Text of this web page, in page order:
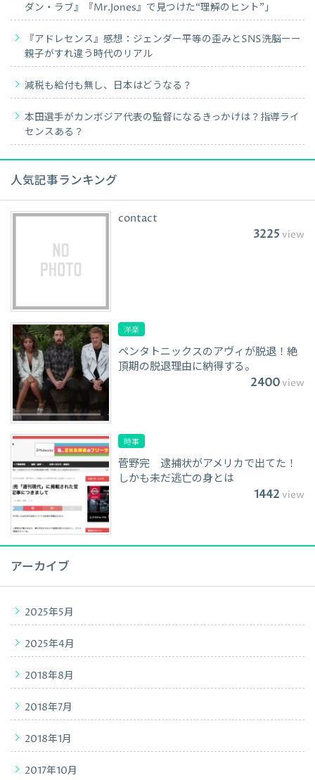
ダン・ラブ』『Mr.Jones』で見つけた“理解のヒント”」
『アドレセンス』感想：ジェンダー平等の歪みとSNS洗脳ーー
親子がすれ違う時代のリアル
減税も給付も無し、日本はどうなる？
本田選手がカンボジア代表の監督になるきっかけは？指導ライ
センスある？
人気記事ランキング
contact
3225 view
洋楽
ペンタトニックスのアヴィが脱退！絶
頂期の脱退理由に納得する。
2400view
時事
菅野完 逮捕状がアメリカで出てた！
しかも未だ逃亡の身とは
1442 view
アーカイブ
2025年5月
2025年4月
2018年8月
2018年7月
2018年1月
2017年10月